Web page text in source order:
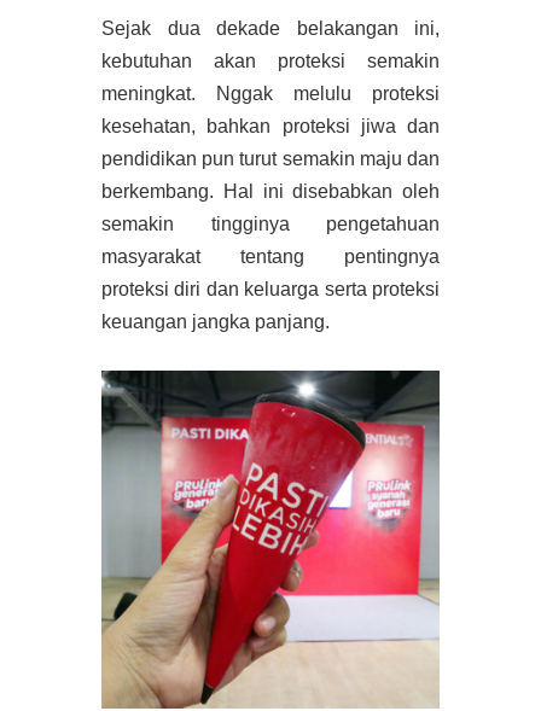
Sejak dua dekade belakangan ini,
kebutuhan akan proteksi semakin
meningkat. Nggak melulu proteksi
kesehatan, bahkan proteksi jiwa dan
pendidikan pun turut semakin maju dan
berkembang. Hal ini disebabkan oleh
semakin tingginya pengetahuan
masyarakat tentang pentingnya
proteksi diri dan keluarga serta proteksi
keuangan jangka panjang.